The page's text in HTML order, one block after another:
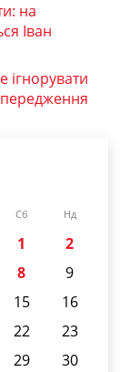
на
Іван
Сб Нд
1
2
8
9
15
16
22
23
29
30